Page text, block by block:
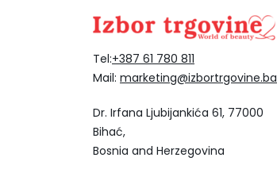
Tel:+387 61 780 811
Mail: marketing@izbortrgovine.ba
Dr. Irfana Ljubijankića 61, 77000
Bihać,
Bosnia and Herzegovina